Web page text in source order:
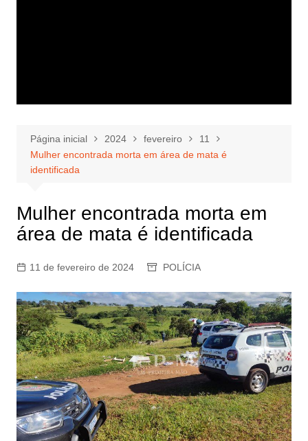
Página inicial 2024 fevereiro
11
Mulher encontrada morta em área de mata é
identificada
Mulher encontrada morta em
área de mata é identificada
11 de fevereiro de 2024 POLÍCIA